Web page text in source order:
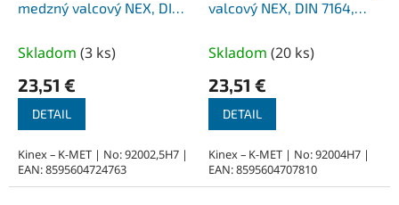
medzný valcový NEX, DIN
Skladom (3 ks)
23,51 €
DETAIL
Kinex – K-MET | No: 92002,5H7 |
EAN: 8595604724763
valcový NEX, DIN 7164,
Skladom (20 ks)
23,51 €
DETAIL
Kinex – K-MET | No: 92004H7 |
EAN: 8595604707810